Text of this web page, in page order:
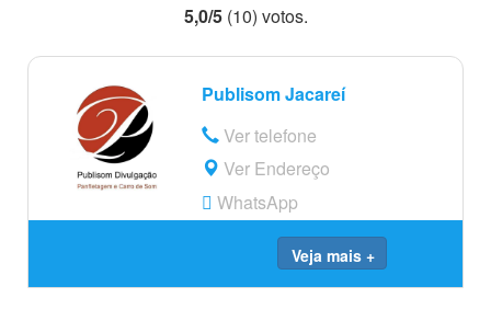
5,0/5(10) votos.
Publisom Jacareí
Ver telefone
Ver Endereço
WhatsApp
Veja mais +